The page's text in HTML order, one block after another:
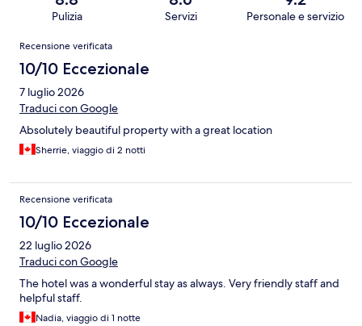
Pulizia Servizi Personale e servizio
Recensioni
Recensione verificata
10/10 Eccezionale
7 luglio 2026
Traduci con Google
Absolutely beautiful property with a great location
Sherrie, viaggio di 2 notti
Recensione verificata
10/10 Eccezionale
22 luglio 2026
Traduci con Google
The hotel was a wonderful stay as always. Very friendly staff and
helpful staff.
Nadia, viaggio di 1 notte